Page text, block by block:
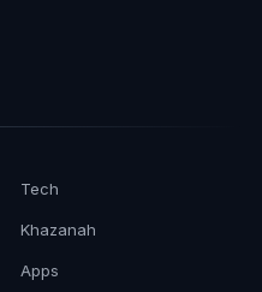
Tech
Khazanah
Apps